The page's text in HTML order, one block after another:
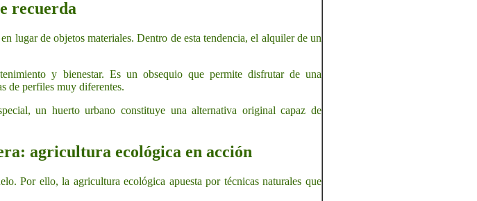
recuerda
lugar de objetos materiales. Dentro de esta tendencia, el alquiler de un
y bienestar. Es un obsequio que permite disfrutar de una
de perfiles muy diferentes.
un huerto urbano constituye una alternativa original capaz de
agricultura ecológica en acción
Por ello, la agricultura ecológica apuesta por técnicas naturales que